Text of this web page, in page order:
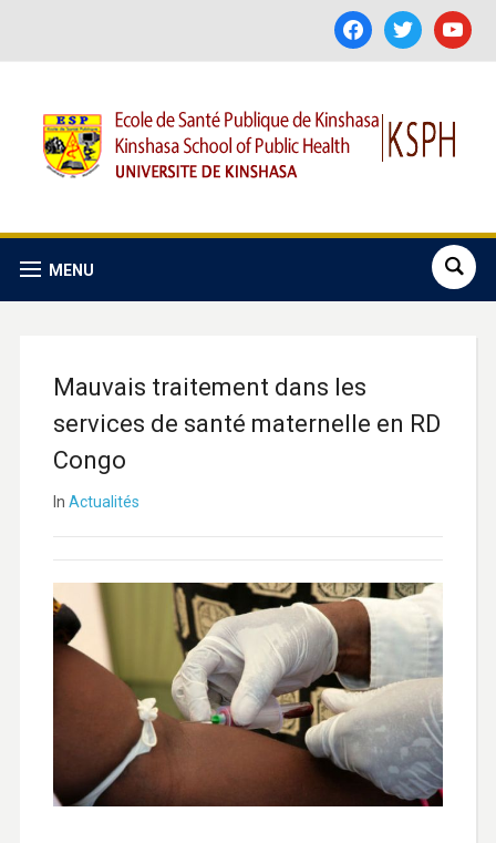
facebooktwitter youtube
MENU
Mauvais traitement dans les
services de santé maternelle en RD
Congo
In Actualités